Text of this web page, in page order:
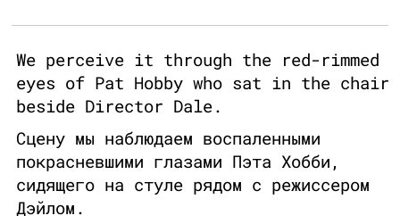
We perceive it through the red-rimmed
eyes of Pat Hobby who sat in the chair
beside Director Dale.
Сцену мы наблюдаем воспаленными
покрасневшими глазами Пэта Хобби,
сидящего на стуле рядом с режиссером
Дэйлом.